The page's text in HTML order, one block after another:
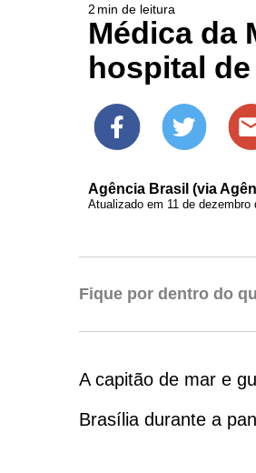
2 min de leitura
Médica da
hospital
Agência Brasil (via
Atualizado em 11 de dezembro
Fique por dentro do
A capitão de mar e
Brasília durante a